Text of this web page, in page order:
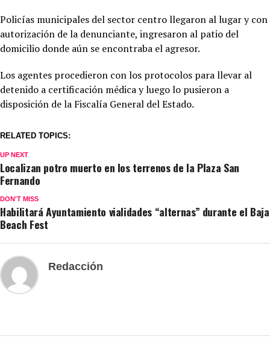
Policías municipales del sector centro llegaron al lugar y con
autorización de la denunciante, ingresaron al patio del
domicilio donde aún se encontraba el agresor.
Los agentes procedieron con los protocolos para llevar al
detenido a certificación médica y luego lo pusieron a
disposición de la Fiscalía General del Estado.
RELATED TOPICS:
UP NEXT
Localizan potro muerto en los terrenos de la Plaza San
Fernando
DON'T MISS
Habilitará Ayuntamiento vialidades “alternas” durante el Baja
Beach Fest
Redacción